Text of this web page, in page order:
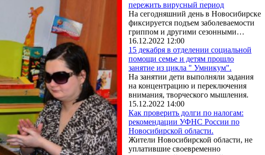
пережить вирусный период
На сегодняшний день в Новосибирске
фиксируется подъем заболеваемости
гриппом и другими сезонными…
16.12.2022 12:00
15 декабря в отделении социальной
помощи семье и детям прошло
занятие из цикла " Умникум".
На занятии дети выполняли задания
на концентрацию и переключения
внимания, творческого мышления.
15.12.2022 14:00
Как проверить долги по налогам:
рекомендации УФНС России по
Новосибирской области.
Жители Новосибирской области, не
уплатившие своевременно